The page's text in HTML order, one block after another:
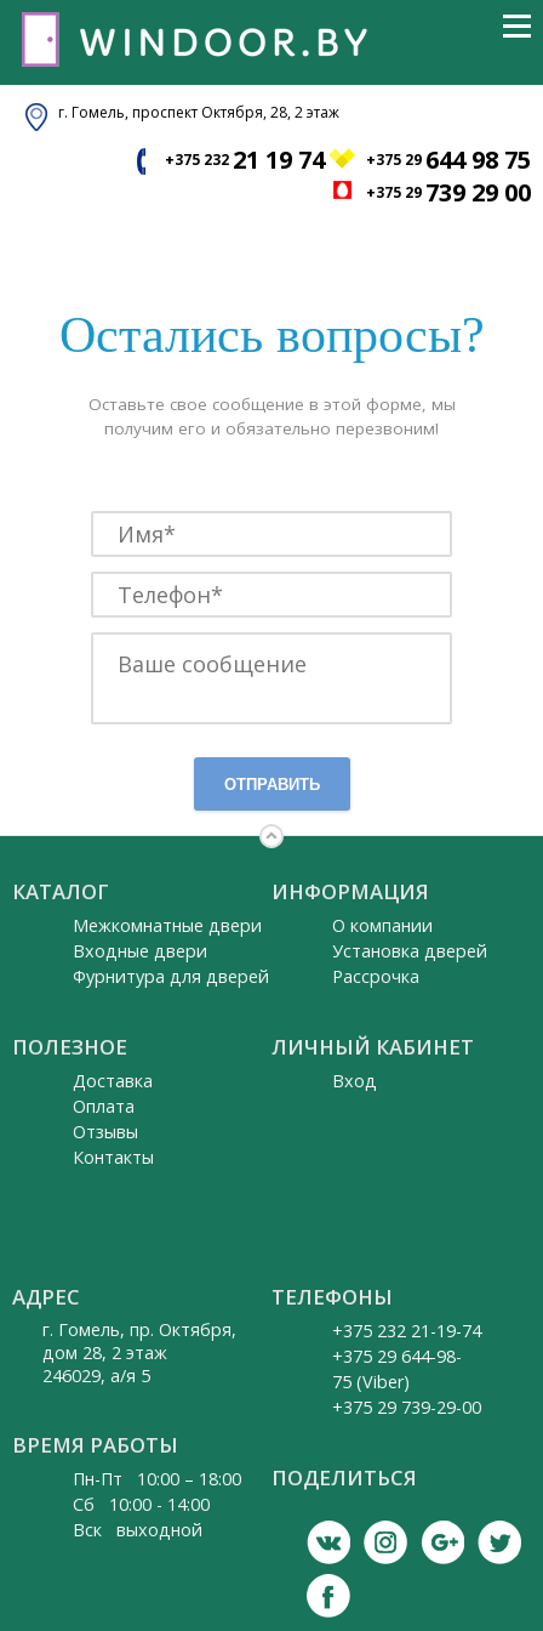
г. Гомель, проспект Октября, 28, 2 этаж
+375 232 21 19 74 +375 29 644 98 75
+375 29 739 29 00
Остались вопросы?
Оставьте свое сообщение в этой форме, мы
получим его и обязательно перезвоним!
ОТПРАВИТЬ
КАТАЛОГ
Межкомнатные двери
Входные двери
Фурнитура для дверей
ПОЛЕЗНОЕ
Доставка
Оплата
Отзывы
Контакты
ИНФОРМАЦИЯ
О компании
Установка дверей
Рассрочка
ЛИЧНЫЙ КАБИНЕТ
Вход
АДРЕС
г. Гомель, пр. Октября,
дом 28, 2 этаж
246029, а/я 5
ВРЕМЯ РАБОТЫ
Пн-Пт 10:00 – 18:00
Cб 10:00 - 14:00
Вск выходной
ТЕЛЕФОНЫ
+375 232 21-19-74
+375 29 644-98-
75 (Viber)
+375 29 739-29-00
ПОДЕЛИТЬСЯ